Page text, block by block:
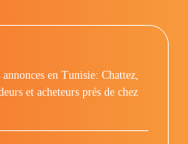
en Tunisie: Chattez,
et acheteurs prés de chez